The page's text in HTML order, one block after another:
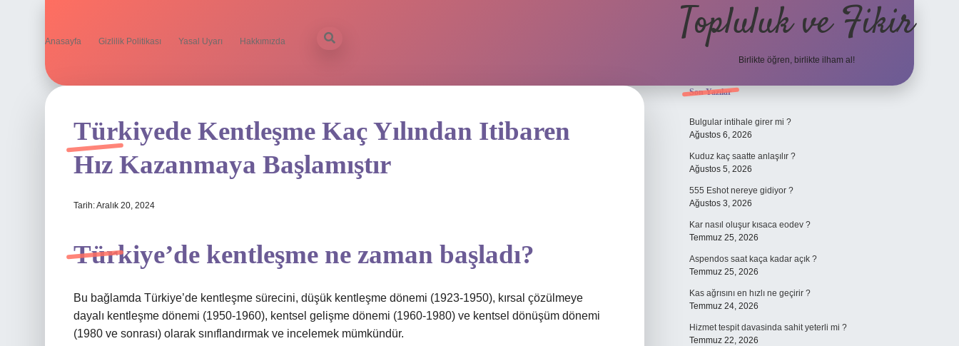
Anasayfa Gizlilik Politikası Yasal Uyarı Hakkımızda Topluluk ve Fikir
Birlikte öğren, birlikte ilham al!
Türkiyede Kentleşme Kaç Yılından Itibaren
Hız Kazanmaya Başlamıştır
Tarih: Aralık 20, 2024
Türkiye’de kentleşme ne zaman başladı?
Bu bağlamda Türkiye’de kentleşme sürecini, düşük kentleşme dönemi (1923-1950), kırsal çözülmeye
dayalı kentleşme dönemi (1950-1960), kentsel gelişme dönemi (1960-1980) ve kentsel dönüşüm dönemi
(1980 ve sonrası) olarak sınıflandırmak ve incelemek mümkündür.
Sidebar
Son Yazılar
Bulgular intihale girer mi ?
Ağustos 6, 2026
Kuduz kaç saatte anlaşılır ?
Ağustos 5, 2026
555 Eshot nereye gidiyor ?
Ağustos 3, 2026
Kar nasıl oluşur kısaca eodev ?
Temmuz 25, 2026
Aspendos saat kaça kadar açık ?
Temmuz 25, 2026
Kas ağrısını en hızlı ne geçirir ?
Temmuz 24, 2026
Hizmet tespit davasinda sahit yeterli mi ?
Temmuz 22, 2026